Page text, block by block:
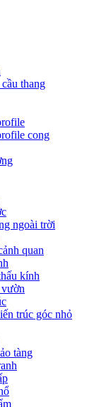
thang
cong
ngoài trời
quan
kính
trúc góc nhỏ
tàng